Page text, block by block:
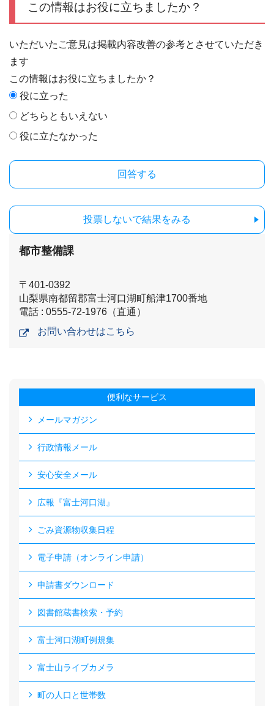
この情報はお役に立ちましたか？
いただいたご意見は掲載内容改善の参考とさせていただき
ます
この情報はお役に立ちましたか？
役に立った
どちらともいえない
役に立たなかった
投票しないで結果をみる
都市整備課
〒401-0392
山梨県南都留郡富士河口湖町船津1700番地
電話 : 0555-72-1976（直通）
お問い合わせはこちら
便利なサービス
メールマガジン
行政情報メール
安心安全メール
広報『富士河口湖』
ごみ資源物収集日程
電子申請（オンライン申請）
申請書ダウンロード
図書館蔵書検索・予約
富士河口湖町例規集
富士山ライブカメラ
町の人口と世帯数